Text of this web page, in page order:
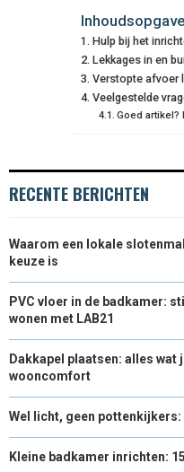
)
O
N
O
O
K
Inhoudsopgave
Hulp bij het
Lekkages in en
Verstopte afvoer
Veelgestelde
Goed artikel?
RECENTE BERICHTEN
Waarom een lokale
keuze is
PVC vloer in de badkamer:
wonen met LAB21
Dakkapel plaatsen: alles wat
wooncomfort
Wel licht, geen
Kleine badkamer inrichten: